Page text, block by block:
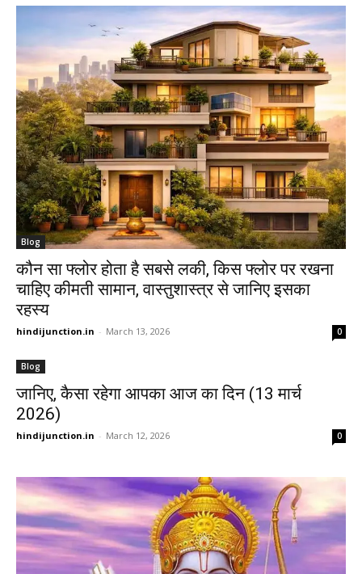
Blog
कौन सा फ्लोर होता है सबसे लकी, किस फ्लोर पर रखना
चाहिए कीमती सामान, वास्तुशास्त्र से जानिए इसका
रहस्य
hindijunction.in - March 13, 2026 0
Blog
जानिए, कैसा रहेगा आपका आज का दिन (13 मार्च
2026)
hindijunction.in - March 12, 2026 0